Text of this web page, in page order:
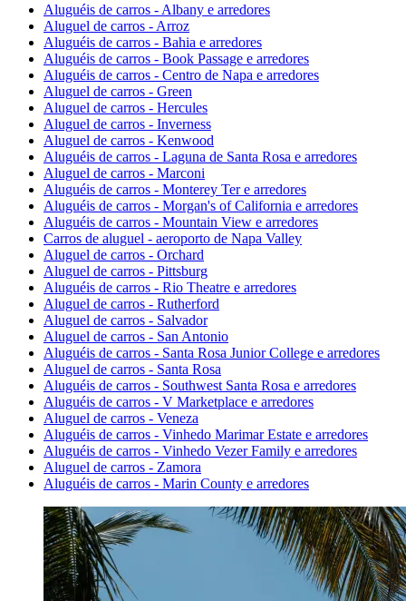
Aluguéis de carros - Albany e arredores
Aluguel de carros - Arroz
Aluguéis de carros - Bahia e arredores
Aluguéis de carros - Book Passage e arredores
Aluguéis de carros - Centro de Napa e arredores
Aluguel de carros - Green
Aluguel de carros - Hercules
Aluguel de carros - Inverness
Aluguel de carros - Kenwood
Aluguéis de carros - Laguna de Santa Rosa e arredores
Aluguel de carros - Marconi
Aluguéis de carros - Monterey Ter e arredores
Aluguéis de carros - Morgan's of California e arredores
Aluguéis de carros - Mountain View e arredores
Carros de aluguel - aeroporto de Napa Valley
Aluguel de carros - Orchard
Aluguel de carros - Pittsburg
Aluguéis de carros - Rio Theatre e arredores
Aluguel de carros - Rutherford
Aluguel de carros - Salvador
Aluguel de carros - San Antonio
Aluguéis de carros - Santa Rosa Junior College e arredores
Aluguel de carros - Santa Rosa
Aluguéis de carros - Southwest Santa Rosa e arredores
Aluguéis de carros - V Marketplace e arredores
Aluguel de carros - Veneza
Aluguéis de carros - Vinhedo Marimar Estate e arredores
Aluguéis de carros - Vinhedo Vezer Family e arredores
Aluguel de carros - Zamora
Aluguéis de carros - Marin County e arredores